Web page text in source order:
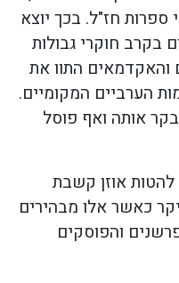
ספרות חז"ל. בכך יוצא
בקרב חוקרי גבולות
התוו את
הערביים המקומיים.
אותה ואף פוסל
אוזן קשבת
כאשר אלו מבהירים
והפוסקים